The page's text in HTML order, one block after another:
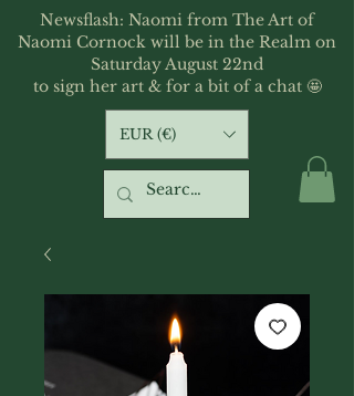
EUR (€)
Newsflash: Naomi from The Art of
Naomi Cornock will be in the Realm on
Saturday August 22nd
to sign her art & for a bit of a chat 🤩